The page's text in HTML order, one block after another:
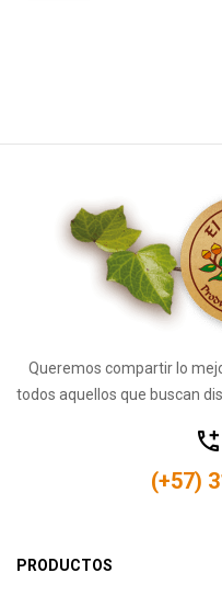
Queremos compartir lo
todos aquellos que buscan
(+57)
PRODUCTOS